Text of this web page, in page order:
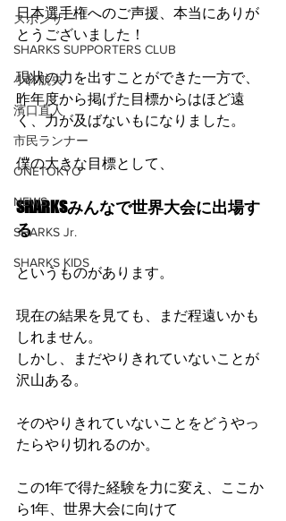
スポンサー
SHARKS SUPPORTERS CLUB
小林航央
濱口直人
市民ランナー
ONETOKYO
NEWS
SHARKS Jr.
SHARKS KIDS
日本選手権へのご声援、本当にありが
とうございました！
現状の力を出すことができた一方で、
昨年度から掲げた目標からはほど遠
く、力が及ばないもになりました。
僕の大きな目標として、
SHARKSみんなで世界大会に出場す
る
というものがあります。
現在の結果を見ても、まだ程遠いかも
しれません。
しかし、まだやりきれていないことが
沢山ある。
そのやりきれていないことをどうやっ
たらやり切れるのか。
この1年で得た経験を力に変え、ここか
ら1年、世界大会に向けて